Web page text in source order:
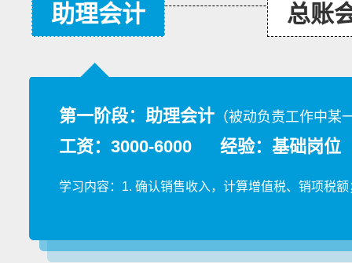
助理会计 总账
第一阶段：助理会计 （被动负责工作中某
工资：3000-6000 经验：基础岗位
学习内容：1. 确认销售收入，计算增值税、销项税